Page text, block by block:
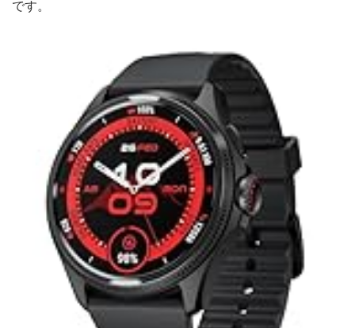
です。